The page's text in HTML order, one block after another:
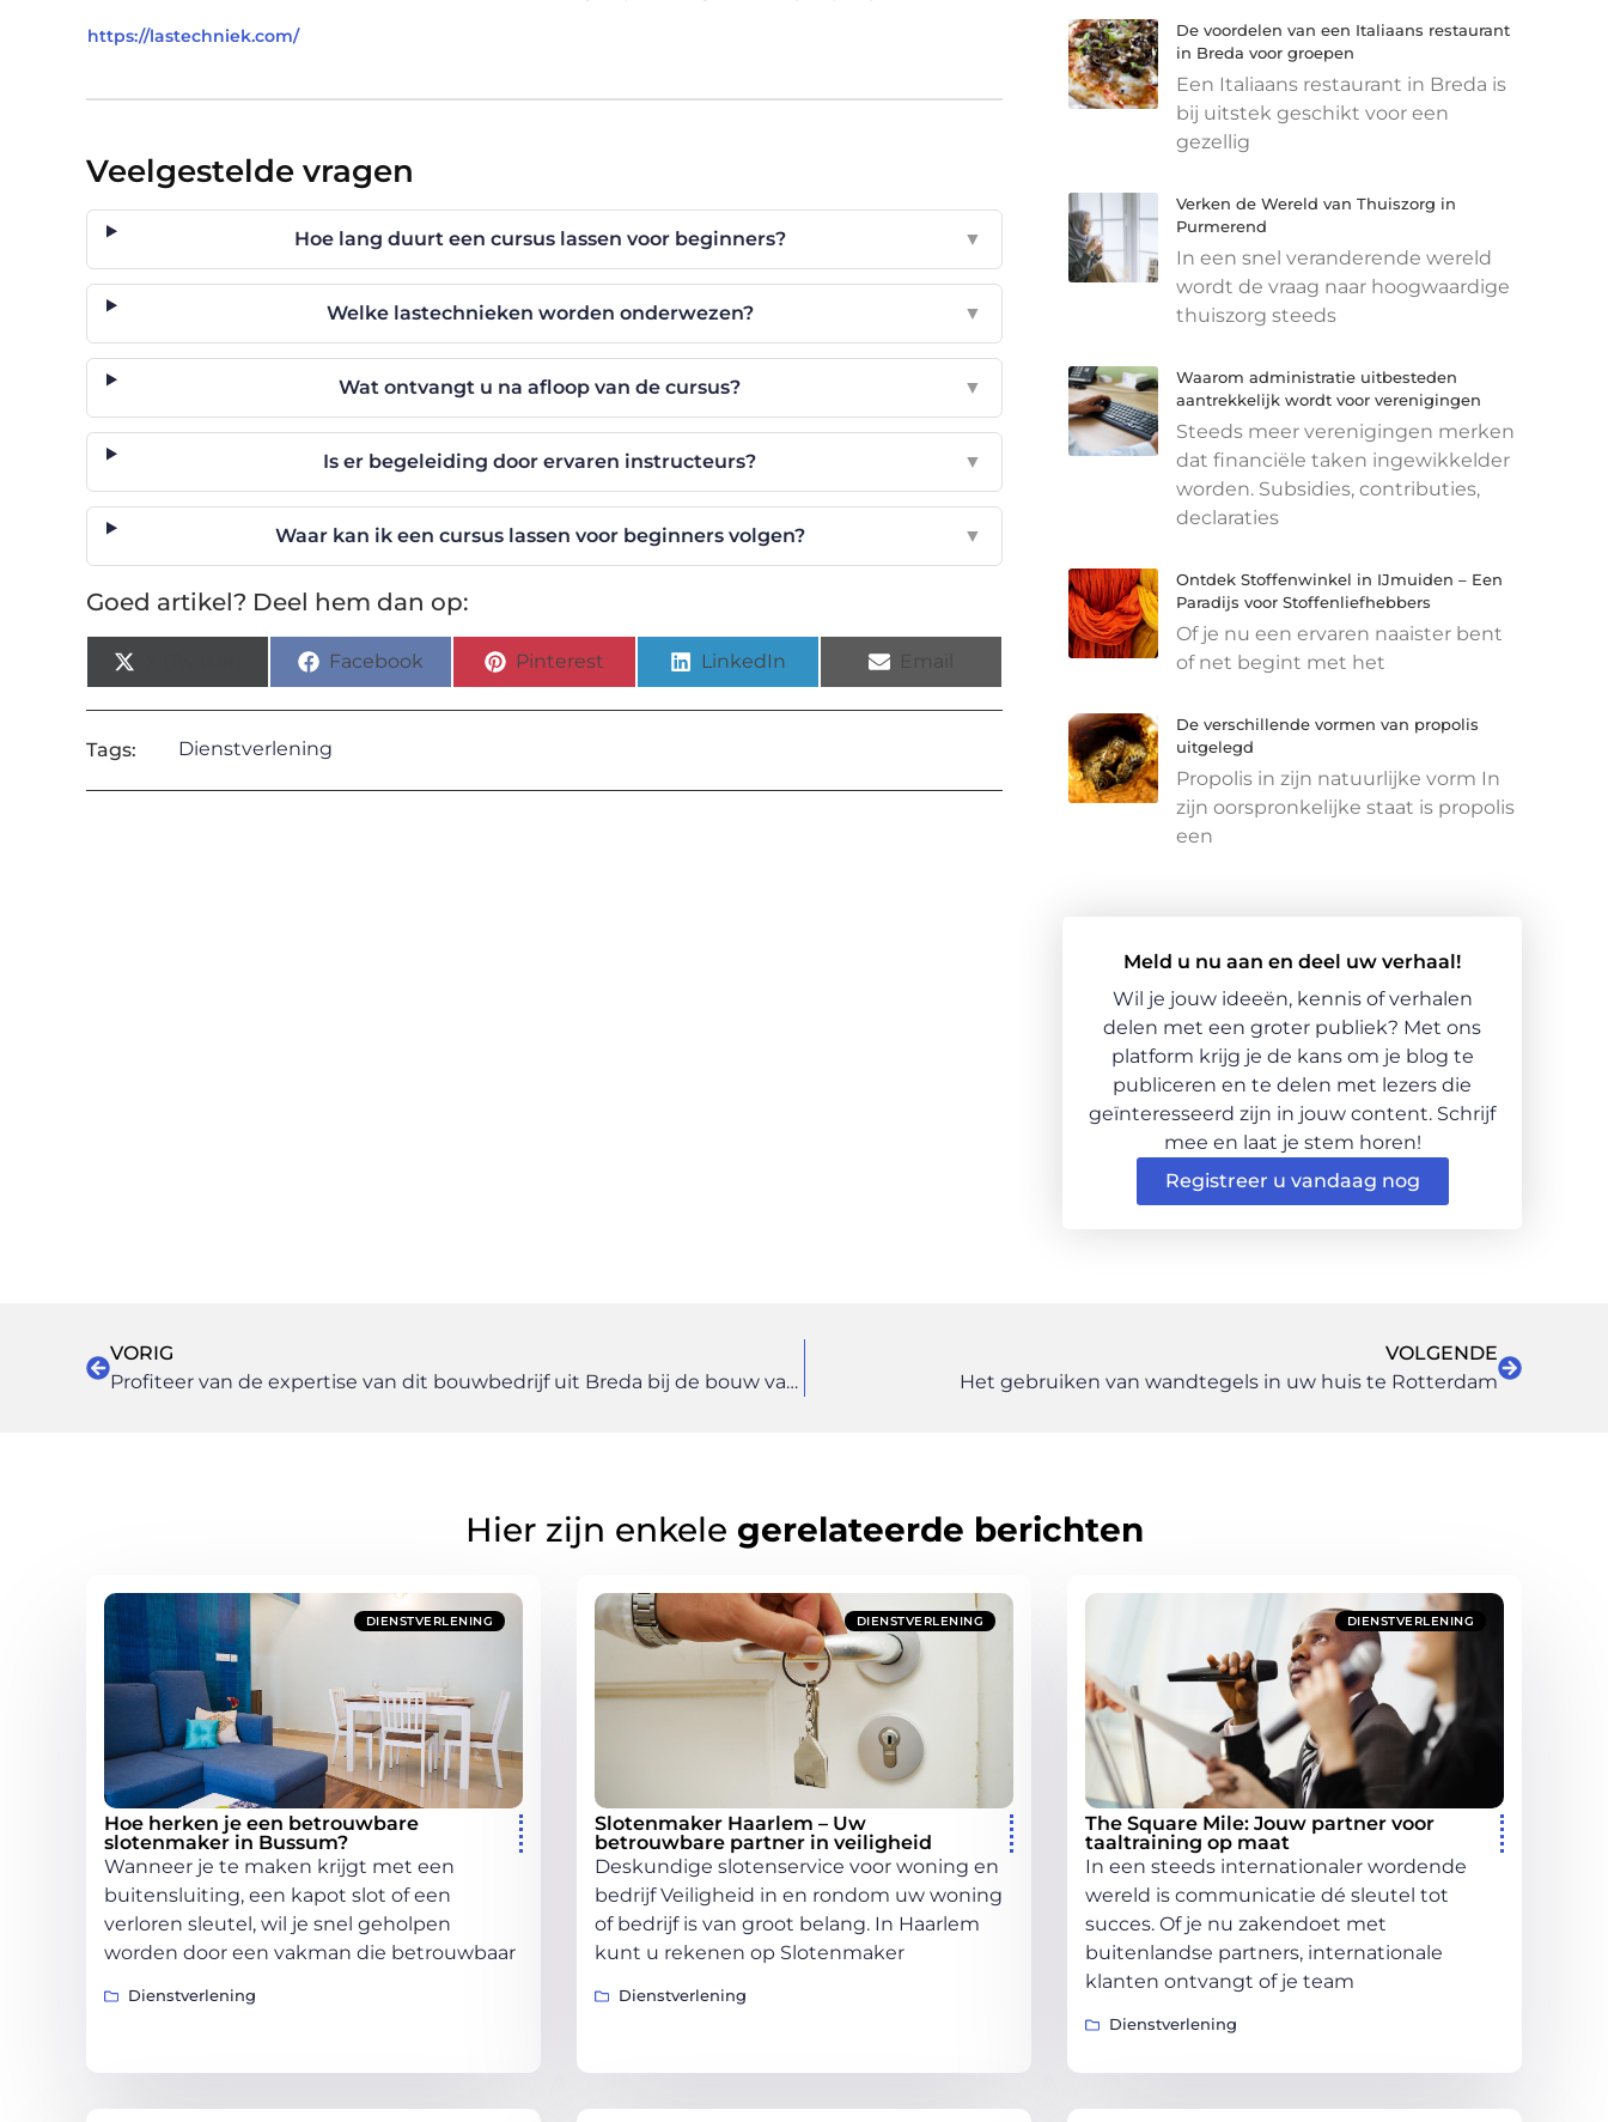
https://lastechniek.com/
Veelgestelde vragen
Hoe lang duurt een cursus lassen voor beginners? ▼
Welke lastechnieken worden onderwezen? ▼
Wat ontvangt u na afloop van de cursus? ▼
Is er begeleiding door ervaren instructeurs? ▼
Waar kan ik een cursus lassen voor beginners volgen? ▼
Goed artikel? Deel hem dan op:
Facebook Pinterest LinkedIn
Tags: Dienstverlening
De voordelen van een Italiaans restaurant
in Breda voor groepen
Een Italiaans restaurant in Breda is
bij uitstek geschikt voor een
gezellig
Verken de Wereld van Thuiszorg in
Purmerend
In een snel veranderende wereld
wordt de vraag naar hoogwaardige
thuiszorg steeds
Waarom administratie uitbesteden
aantrekkelijk wordt voor verenigingen
Steeds meer verenigingen merken
dat financiële taken ingewikkelder
worden. Subsidies, contributies,
declaraties
Ontdek Stoffenwinkel in IJmuiden – Een
Paradijs voor Stoffenliefhebbers
Of je nu een ervaren naaister bent
of net begint met het
De verschillende vormen van propolis
uitgelegd
Propolis in zijn natuurlijke vorm In
zijn oorspronkelijke staat is propolis
een
Meld u nu aan en deel uw verhaal!
Wil je jouw ideeën, kennis of verhalen
delen met een groter publiek? Met ons
platform krijg je de kans om je blog te
publiceren en te delen met lezers die
geïnteresseerd zijn in jouw content. Schrijf
mee en laat je stem horen!
Registreer u vandaag nog
VORIG
Profiteer van de expertise van dit bouwbedrijf uit Breda bij de bouw van uw droomhuis
VOLGENDE
Het gebruiken van wandtegels in uw huis te Rotterdam
Hier zijn enkele gerelateerde berichten
DIENSTVERLENING
Hoe herken je een betrouwbare
slotenmaker in Bussum?
Wanneer je te maken krijgt met een
buitensluiting, een kapot slot of een
verloren sleutel, wil je snel geholpen
worden door een vakman die betrouwbaar
Dienstverlening
DIENSTVERLENING
Slotenmaker Haarlem – Uw
betrouwbare partner in veiligheid
Deskundige slotenservice voor woning en
bedrijf Veiligheid in en rondom uw woning
of bedrijf is van groot belang. In Haarlem
kunt u rekenen op Slotenmaker
Dienstverlening
DIENSTVERLENING
The Square Mile: Jouw partner voor
taaltraining op maat
In een steeds internationaler wordende
wereld is communicatie dé sleutel tot
succes. Of je nu zakendoet met
buitenlandse partners, internationale
klanten ontvangt of je team
Dienstverlening